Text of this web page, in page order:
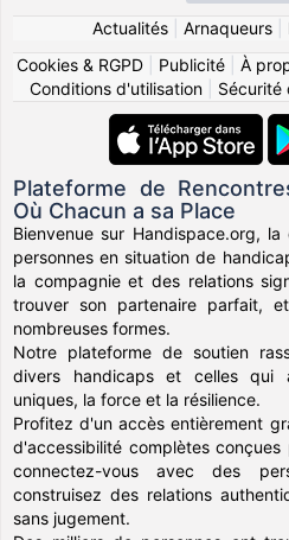
Actualités| Arnaqueurs|
Cookies & RGPD
Publicité À
Conditions d'utilisation| Sécurité
Plateforme de
Où Chacun a sa Place
Bienvenue sur Handispace.org,
personnes en situation de
la compagnie et des relations
trouver son partenaire parfait,
nombreuses formes.
Notre plateforme de soutien
divers handicaps et celles qui
uniques, la force et la résilience.
Profitez d'un accès entièrement
d'accessibilité complètes
connectez-vous avec des
construisez des relations
sans jugement.